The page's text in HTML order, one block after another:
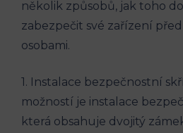
několik způsobů, jak toho
zabezpečit své zařízení
osobami.
1. Instalace bezpečnostní
možností je instalace
která obsahuje dvojitý